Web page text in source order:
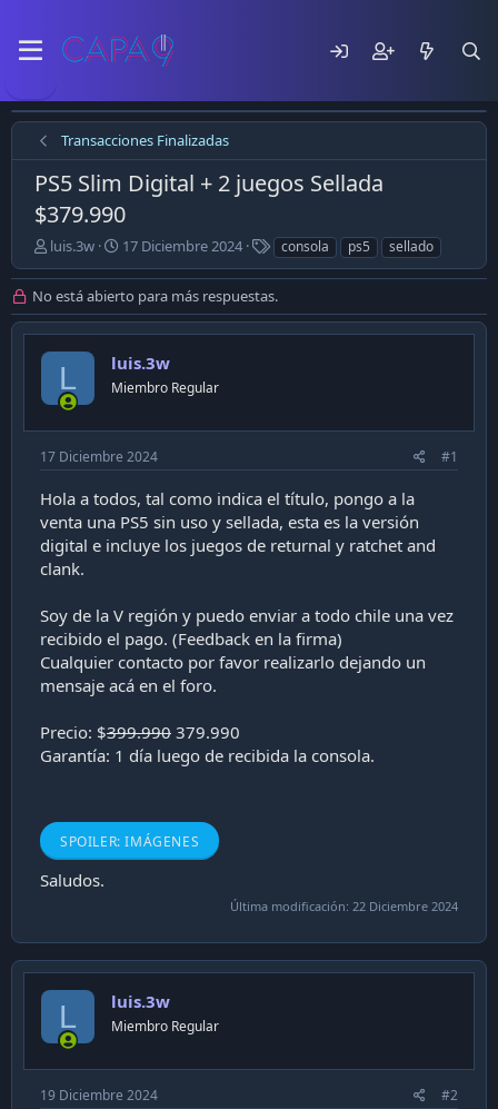
Transacciones Finalizadas
PS5 Slim Digital + 2 juegos Sellada
$379.990
E
m
p
e
z
t
a
luis.3w
F
e
c
h
a
e
p
i
a
c
i
17 Diciembre 2024
T
a
g
s
consola ps5 sellado
No está abierto para más respuestas.
L luis.3w
Miembro Regular
17 Diciembre 2024 #1
Hola a todos, tal como indica el título, pongo a la
venta una PS5 sin uso y sellada, esta es la versión
digital e incluye los juegos de returnal y ratchet and
clank.
Soy de la V región y puedo enviar a todo chile una vez
recibido el pago. (Feedback en la firma)
Cualquier contacto por favor realizarlo dejando un
mensaje acá en el foro.
Precio: $399.990 379.990
Garantía: 1 día luego de recibida la consola.
SPOILER:IMÁGENES
Saludos.
Última modificación: 22 Diciembre 2024
L luis.3w
Miembro Regular
19 Diciembre 2024 #2